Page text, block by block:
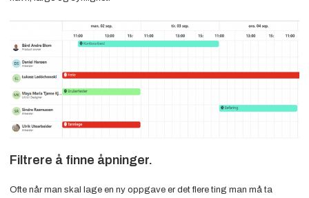
Filtrere å finne åpninger.
Ofte når man skal lage en ny oppgave er det flere ting man må ta